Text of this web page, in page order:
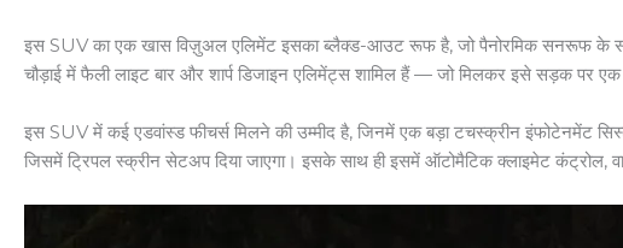
इस SUV का एक खास विज़ुअल एलिमेंट इसका ब्लैक्ड-आउट रूफ है, जो पैनोरमिक सनरूफ के साथ
चौड़ाई में फैली लाइट बार और शार्प डिजाइन एलिमेंट्स शामिल हैं — जो मिलकर इसे सड़क पर
इस SUV में कई एडवांस्ड फीचर्स मिलने की उम्मीद है, जिनमें एक बड़ा टचस्क्रीन इंफोटेनमेंट
जिसमें ट्रिपल स्क्रीन सेटअप दिया जाएगा। इसके साथ ही इसमें ऑटोमैटिक क्लाइमेट कंट्रोल,